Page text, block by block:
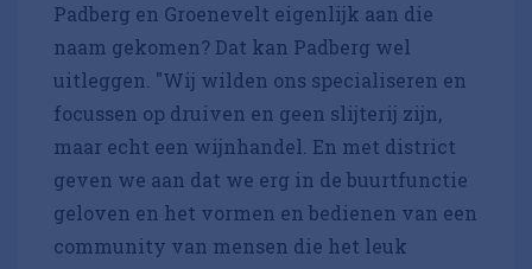
Padberg en Groenevelt eigenlijk aan die
naam gekomen? Dat kan Padberg wel
uitleggen. "Wij wilden ons specialiseren en
focussen op druiven en geen slijterij zijn,
maar echt een wijnhandel. En met district
geven we aan dat we erg in de buurtfunctie
geloven en het vormen en bedienen van een
community van mensen die het leuk